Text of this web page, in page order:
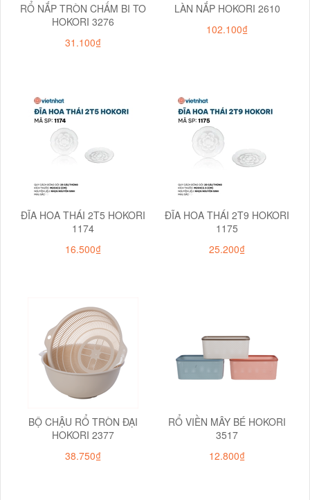
RỔ NẮP TRÒN CHẤM BI TO
HOKORI 3276
31.100₫
LÀN NẮP HOKORI 2610
102.100₫
ĐĨA HOA THÁI 2T5 HOKORI
1174
16.500₫
ĐĨA HOA THÁI 2T9 HOKORI
1175
25.200₫
BỘ CHẬU RỔ TRÒN ĐẠI
HOKORI 2377
38.750₫
RỔ VIỀN MÂY BÉ HOKORI
3517
12.800₫